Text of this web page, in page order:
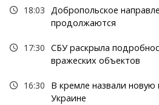
18:03 Добропольское
продолжаются
17:30 СБУ раскрыла
вражеских объектов
16:30
В кремле назвали новую
Украине